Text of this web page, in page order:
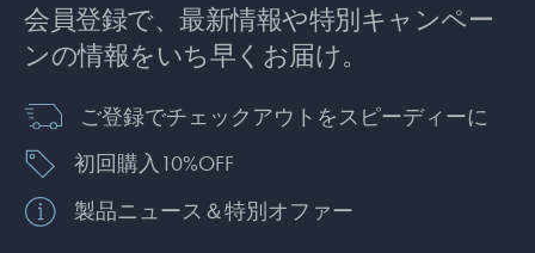
会員登録で、最新情報や特別キャンペー
ンの情報をいち早くお届け。
ご登録でチェックアウトをスピーディーに
初回購入10%OFF
製品ニュース＆特別オファー